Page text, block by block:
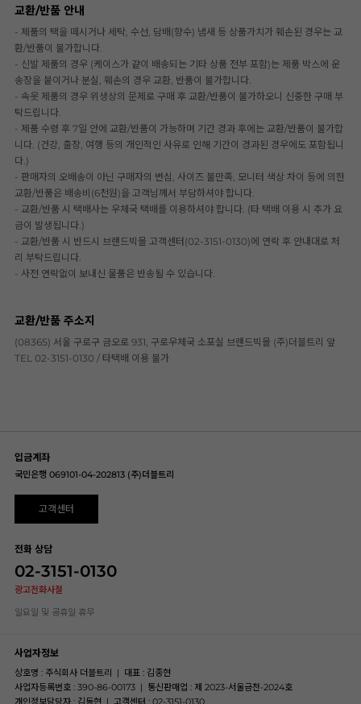
교환/반품 안내
- 제품의 택을 떼시거나 세탁, 수선, 담배(향수) 냄새 등 상품가치가 훼손된 경우는 교
환/반품이 불가합니다.
- 신발 제품의 경우 (케이스가 같이 배송되는 기타 상품 전부 포함)는 제품 박스에 운
송장을 붙이거나 분실, 훼손의 경우 교환, 반품이 불가합니다.
- 속옷 제품의 경우 위생상의 문제로 구매 후 교환/반품이 불가하오니 신중한 구매 부
탁드립니다.
- 제품 수령 후 7일 안에 교환/반품이 가능하며 기간 경과 후에는 교환/반품이 불가합
니다. (건강, 출장, 여행 등의 개인적인 사유로 인해 기간이 경과된 경우에도 포함됩니
다.)
- 판매자의 오배송이 아닌 구매자의 변심, 사이즈 불만족, 모니터 색상 차이 등에 의한
교환/반품은 배송비(6천원)을 고객님께서 부담하셔야 합니다.
- 교환/반품 시 택배사는 우체국 택배를 이용하셔야 합니다. (타 택배 이용 시 추가 요
금이 발생됩니다.)
- 교환/반품 시 반드시 브랜드빅몰 고객센터(02-3151-0130)에 연락 후 안내대로 처
리 부탁드립니다.
- 사전 연락없이 보내신 물품은 반송될 수 있습니다.
교환/반품 주소지
(08365) 서울 구로구 금오로 931, 구로우체국 소포실 브랜드빅몰 (주)더블트리 앞
TEL 02-3151-0130 / 타택배 이용 불가
입금계좌
국민은행 069101-04-202813 (주)더블트리
고객센터
전화 상담
02-3151-0130
광고전화사절
일요일 및 공휴일 휴무
사업자정보
상호명 : 주식회사 더블트리 | 대표 : 김종현
사업자등록번호 : 390-86-00173 | 통신판매업 : 제 2023-서울금천-2024호